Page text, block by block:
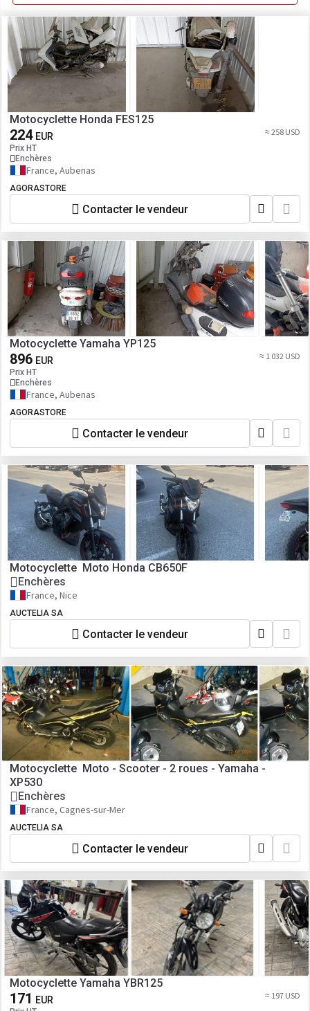
Motocyclette Honda FES125
224 EUR
Prix HT
Enchères
≈ 258 USD
France, Aubenas
AGORASTORE
Contacter le vendeur
Motocyclette Yamaha YP125
896 EUR
Prix HT
Enchères
≈ 1 032 USD
France, Aubenas
AGORASTORE
Contacter le vendeur
Motocyclette Moto Honda CB650F
Enchères
France, Nice
AUCTELIA SA
Contacter le vendeur
Motocyclette Moto - Scooter - 2 roues - Yamaha -
XP530
Enchères
France, Cagnes-sur-Mer
AUCTELIA SA
Contacter le vendeur
Motocyclette Yamaha YBR125
171 EUR ≈ 197 USD